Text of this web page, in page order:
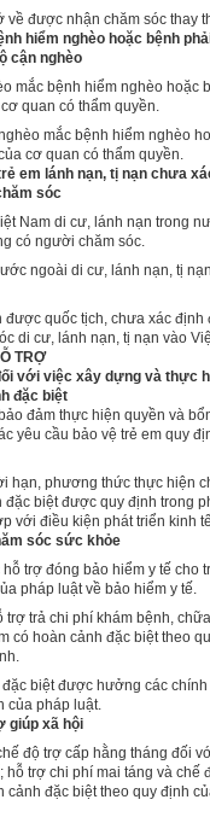
về được nhận chăm sóc thay
hiểm nghèo hoặc bệnh
cận nghèo
mắc bệnh hiểm nghèo hoặc
quan có thẩm quyền.
mắc bệnh hiểm nghèo
cơ quan có thẩm quyền.
em lánh nạn, tị nạn chưa
sóc
Nam di cư, lánh nạn trong
có người chăm sóc.
ngoài di cư, lánh nạn, tị
được quốc tịch, chưa xác
di cư, lánh nạn, tị nạn vào
TRỢ
với việc xây dựng và thực
đặc biệt
đảm thực hiện quyền và
yêu cầu bảo vệ trẻ em quy
hạn, phương thức thực hiện
đặc biệt được quy định trong
với điều kiện phát triển kinh
sóc sức khỏe
trợ đóng bảo hiểm y tế cho
pháp luật về bảo hiểm y tế.
trợ trả chi phí khám bệnh,
có hoàn cảnh đặc biệt theo
biệt được hưởng các
của pháp luật.
giúp xã hội
độ trợ cấp hằng tháng đối
hỗ trợ chi phí mai táng và chế
cảnh đặc biệt theo quy định